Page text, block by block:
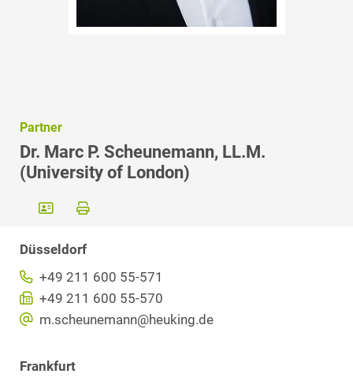
Partner
Dr. Marc P. Scheunemann, LL.M.
(University of London)
Düsseldorf
+49 211 600 55-571
+49 211 600 55-570
m.scheunemann@heuking.de
Frankfurt